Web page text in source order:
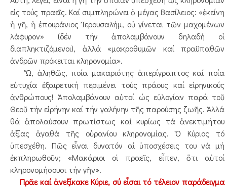
εἰς τούς πραεῖς. Καί συμπληρώνει ὁ μέγας Βασίλειος: «ἐκείνη
ἡ γῆ, ἡ ἐπουράνιος Ἰερουσαλήμ, οὐ γίνεται τῶν μαχομένων
λάφυρον» (δέν τήν ἀπολαμβάνουν δηλαδή οἱ
διαπληκτιζόμενοι), ἀλλά «μακροθυμῶν καί πραϋπαθῶν
ἀνδρῶν πρόκειται κληρονομία».
Ὤ, ἀληθῶς, ποία μακαριότης ἀπερίγραπτος καί ποία
εὐτυχία ἐξαιρετική περιμένει τούς πράους καί εἰρηνικούς
ἀνθρώπους! Ἀπολαμβάνουν αὐτοί ώς εὐλογίαν παρά τοῦ
Θεοῦ τήν εἰρήνην καί τήν γαλήνην τῆς παρούσης ζωῆς. Ἀλλά
θά ἀπολαύσουν πρωτίστως καί κυρίως τά ἀνεκτιμήτου
ἀξίας ἀγαθά τῆς οὐρανίου κληρονομίας. Ὁ Κύριος τό
ὑπεσχέθη. Πῶς εἶναι δυνατόν αἱ ὑποσχέσεις του νά μή
ἐκπληρωθοῦν; «Μακάριοι οἱ πραεῖς, εἶπεν, ὅτι αὐτοί
κληρονομήσουσι τήν γῆν».
Πρᾶε καί ἀνεξίκακε Κύριε, σύ εἶσαι τό τέλειον παράδειγμα